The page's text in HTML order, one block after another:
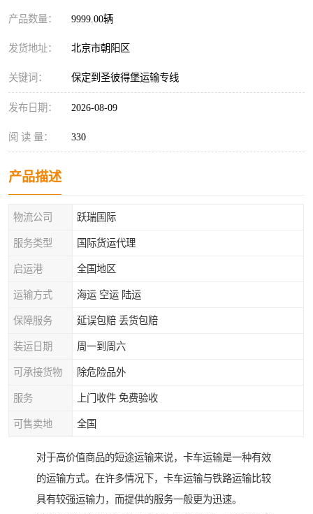
产品数量： 9999.00辆
发货地址： 北京市朝阳区
关键词： 保定到圣彼得堡运输专线
发布日期： 2026-08-09
阅 读 量： 330
产品描述
物流公司 跃瑞国际
服务类型 国际货运代理
启运港 全国地区
运输方式 海运 空运 陆运
保障服务 延误包赔 丢货包赔
装运日期 周一到周六
可承接货物 除危险品外
服务 上门收件 免费验收
可售卖地 全国
对于高价值商品的短途运输来说，卡车运输是一种有效
的运输方式。在许多情况下，卡车运输与铁路运输比较
具有较强运输力，而提供的服务一般更为迅速。